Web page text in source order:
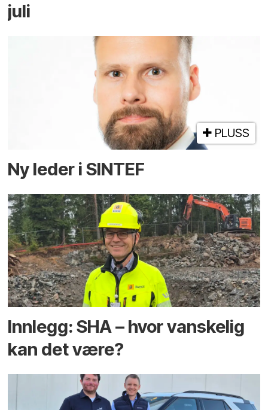
juli
PLUSS
Ny leder i SINTEF
Innlegg: SHA – hvor vanskelig
kan det være?